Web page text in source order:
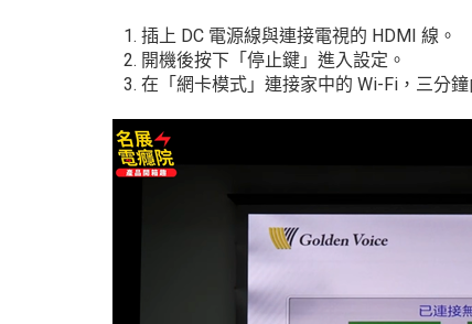
插上 DC 電源線與連接電視的 HDMI 線。
開機後按下「停止鍵」進入設定。
在「網卡模式」連接家中的 Wi-Fi，三分鐘